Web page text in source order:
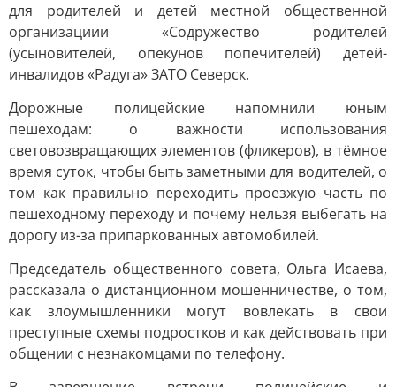
для родителей и детей местной общественной
организациии «Содружество родителей
(усыновителей, опекунов попечителей) детей-
инвалидов «Радуга» ЗАТО Северск.
Дорожные полицейские напомнили юным
пешеходам: о важности использования
световозвращающих элементов (фликеров), в тёмное
время суток, чтобы быть заметными для водителей, о
том как правильно переходить проезжую часть по
пешеходному переходу и почему нельзя выбегать на
дорогу из-за припаркованных автомобилей.
Председатель общественного совета, Ольга Исаева,
рассказала о дистанционном мошенничестве, о том,
как злоумышленники могут вовлекать в свои
преступные схемы подростков и как действовать при
общении с незнакомцами по телефону.